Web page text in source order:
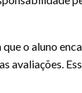
o aluno
avaliações.